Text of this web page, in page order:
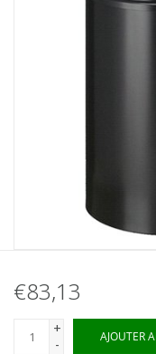
€83,13
+
-
AJOUTER